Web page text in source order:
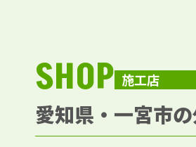
施工店
SHOP
愛知県・一宮市